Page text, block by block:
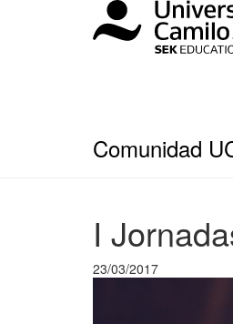
Comunidad
I
23/03/2017